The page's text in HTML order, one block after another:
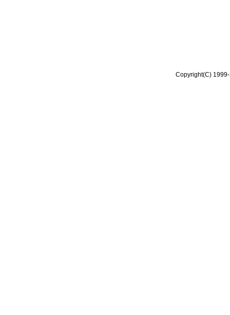
Copyright(C)